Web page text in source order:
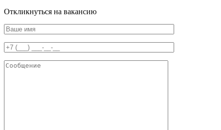
Откликнуться на вакансию